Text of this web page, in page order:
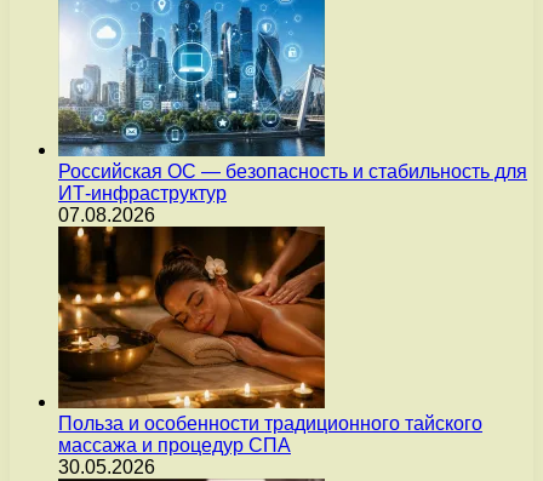
Российская ОС — безопасность и стабильность для
ИТ-инфраструктур
07.08.2026
Польза и особенности традиционного тайского
массажа и процедур СПА
30.05.2026